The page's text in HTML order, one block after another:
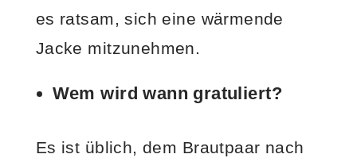
es ratsam, sich eine wärmende
Jacke mitzunehmen.
Wem wird wann gratuliert?
Es ist üblich, dem Brautpaar nach